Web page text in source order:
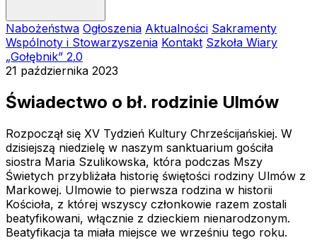
Nabożeństwa Ogłoszenia Aktualności Sakramenty
Wspólnoty i Stowarzyszenia Kontakt Szkoła Wiary
„Gołębnik” 2.0
21 października 2023
Świadectwo o bł. rodzinie Ulmów
Rozpoczął się XV Tydzień Kultury Chrześcijańskiej. W
dzisiejszą niedzielę w naszym sanktuarium gościła
siostra Maria Szulikowska, która podczas Mszy
Świetych przybliżała historię świętości rodziny Ulmów z
Markowej. Ulmowie to pierwsza rodzina w historii
Kościoła, z której wszyscy członkowie razem zostali
beatyfikowani, włącznie z dzieckiem nienarodzonym.
Beatyfikacja ta miała miejsce we wrześniu tego roku.